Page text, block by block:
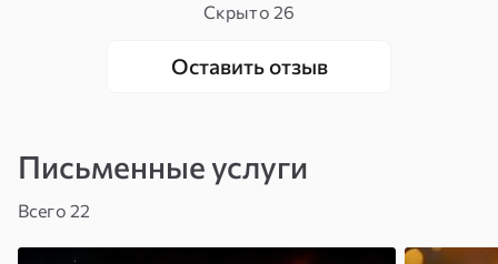
Скрыто 26
Оставить отзыв
Письменные услуги
Всего 22